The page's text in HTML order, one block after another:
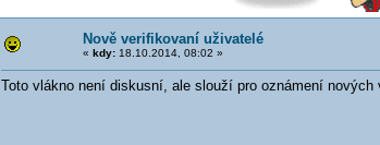
Nově verifikovaní uživatelé
« kdy:18.10.2014, 08:02 »
Toto vlákno není diskusní, ale slouží pro oznámení nových